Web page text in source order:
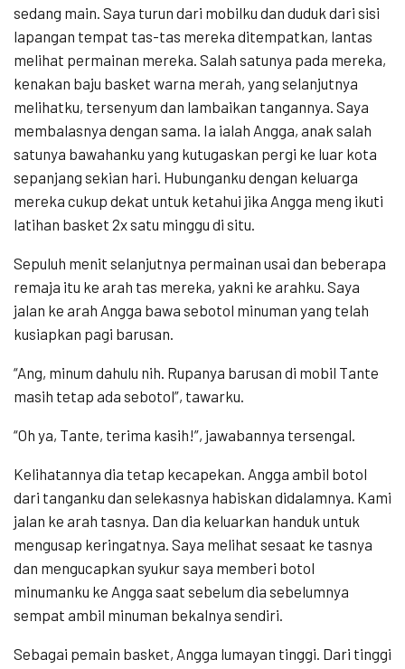
sedang main. Saya turun dari mobilku dan duduk dari sisi
lapangan tempat tas-tas mereka ditempatkan, lantas
melihat permainan mereka. Salah satunya pada mereka,
kenakan baju basket warna merah, yang selanjutnya
melihatku, tersenyum dan lambaikan tangannya. Saya
membalasnya dengan sama. Ia ialah Angga, anak salah
satunya bawahanku yang kutugaskan pergi ke luar kota
sepanjang sekian hari. Hubunganku dengan keluarga
mereka cukup dekat untuk ketahui jika Angga meng ikuti
latihan basket 2x satu minggu di situ.
Sepuluh menit selanjutnya permainan usai dan beberapa
remaja itu ke arah tas mereka, yakni ke arahku. Saya
jalan ke arah Angga bawa sebotol minuman yang telah
kusiapkan pagi barusan.
“Ang, minum dahulu nih. Rupanya barusan di mobil Tante
masih tetap ada sebotol”, tawarku.
“Oh ya, Tante, terima kasih!”, jawabannya tersengal.
Kelihatannya dia tetap kecapekan. Angga ambil botol
dari tanganku dan selekasnya habiskan didalamnya. Kami
jalan ke arah tasnya. Dan dia keluarkan handuk untuk
mengusap keringatnya. Saya melihat sesaat ke tasnya
dan mengucapkan syukur saya memberi botol
minumanku ke Angga saat sebelum dia sebelumnya
sempat ambil minuman bekalnya sendiri.
Sebagai pemain basket, Angga lumayan tinggi. Dari tinggi